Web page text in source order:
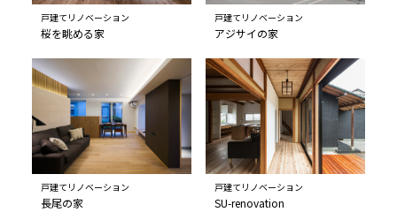
戸建てリノベーション
桜を眺める家
戸建てリノベーション
アジサイの家
戸建てリノベーション
長尾の家
戸建てリノベーション
SU-renovation